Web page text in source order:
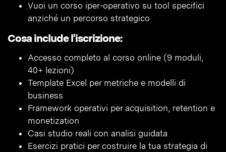
Vuoi un corso iper-operativo su tool specifici
anziché un percorso strategico
Cosa include l'iscrizione:
Accesso completo al corso online (9 moduli,
40+ lezioni)
Template Excel per metriche e modelli di
business
Framework operativi per acquisition, retention e
monetization
Casi studio reali con analisi guidata
Esercizi pratici per costruire la tua strategia di